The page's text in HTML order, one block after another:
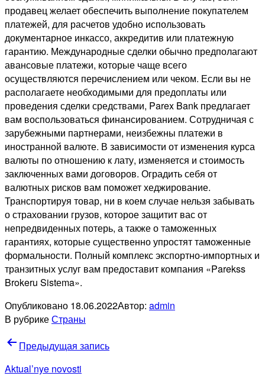
продавец желает обеспечить выполнение покупателем
платежей, для расчетов удобно использовать
документарное инкассо, аккредитив или платежную
гарантию. Международные сделки обычно предполагают
авансовые платежи, которые чаще всего
осуществляются перечислением или чеком. Если вы не
располагаете необходимыми для предоплаты или
проведения сделки средствами, Parex Bank предлагает
вам воспользоваться финансированием. Сотрудничая с
зарубежными партнерами, неизбежны платежи в
иностранной валюте. В зависимости от изменения курса
валюты по отношению к лату, изменяется и стоимость
заключенных вами договоров. Оградить себя от
валютных рисков вам поможет хеджирование.
Транспортируя товар, ни в коем случае нельзя забывать
о страховании грузов, которое защитит вас от
непредвиденных потерь, а также о таможенных
гарантиях, которые существенно упростят таможенные
формальности. Полный комплекс экспортно-импортных и
транзитных услуг вам предоставит компания «Parekss
Brokeru Sistеma».
Опубликовано 18.06.2022Автор: admin
В рубрикеСтраны
Навигация
по
Предыдущая запись
Aktual’nye novosti